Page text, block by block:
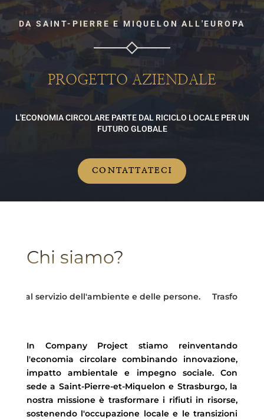
DA SAINT-PIERRE E MIQUELON ALL'EUROPA
PROGETTO AZIENDALE
L'ECONOMIA CIRCOLARE PARTE DAL RICICLO LOCALE PER UN
FUTURO GLOBALE
CONTATTATECI
Chi siamo?
al servizio dell'ambiente e delle persone. Trasformare le
In Company Project stiamo reinventando
l'economia circolare combinando innovazione,
impatto ambientale e impegno sociale. Con
sede a Saint-Pierre-et-Miquelon e Strasburgo, la
nostra missione è trasformare i rifiuti in risorse,
sostenendo l'occupazione locale e le transizioni